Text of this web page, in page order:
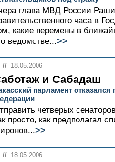
глава МВД России
часа в
какие перемены в
ведомстве...>>
// 18.05.2006
и Сабадаш
парламент
четверых
просто, как предполагал
>>
// 18.05.2006